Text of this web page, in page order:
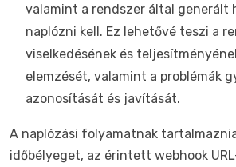
valamint a rendszer által generált
naplózni kell. Ez lehetővé teszi a
viselkedésének és
elemzését, valamint a problémák
azonosítását és javítását.
A naplózási folyamatnak
időbélyeget, az érintett webhook